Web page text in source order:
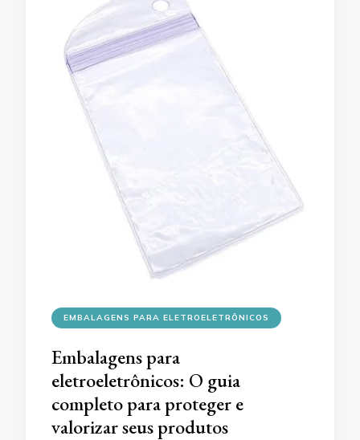
EMBALAGENS PARA ELETROELETRÔNICOS
Embalagens para
eletroeletrônicos: O guia
completo para proteger e
valorizar seus produtos